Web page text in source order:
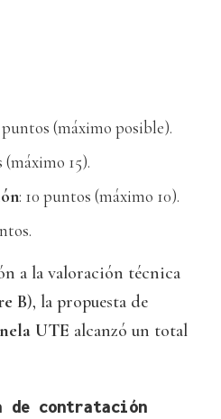
puntos (máximo posible).
(máximo 15).
: 10 puntos (máximo 10).
a la valoración técnica
B), la propuesta de
UTE alcanzó un total
de contratación